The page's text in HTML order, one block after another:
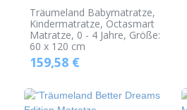
Träumeland Babymatratze,
Kindermatratze, Octasmart
Matratze, 0 - 4 Jahre, Größe:
60 x 120 cm
159,58€